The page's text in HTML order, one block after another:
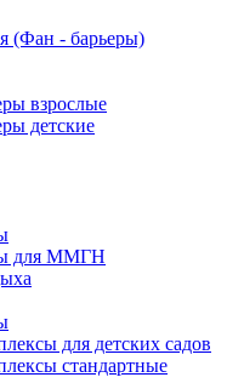
(Фан - барьеры)
взрослые
детские
для ММГН
для детских садов
стандартные